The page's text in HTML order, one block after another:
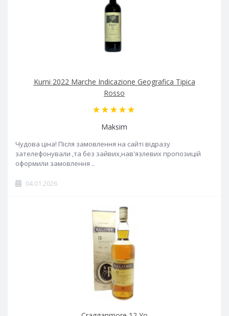
Kurni 2022 Marche Indicazione Geografica Tipica
Rosso
Maksim
Чудова ціна! Після замовлення на сайті відразу
зателефонували ,та без зайвих,нав'язлевих пропозицій
оформили замовлення ..
04.01.2026